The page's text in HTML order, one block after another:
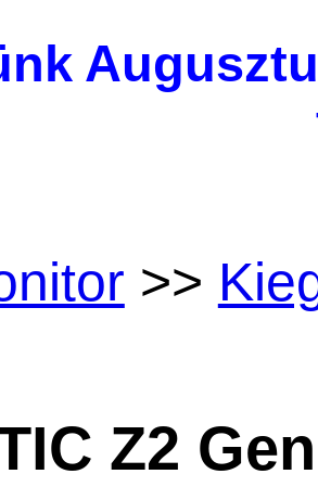
>>
Z2